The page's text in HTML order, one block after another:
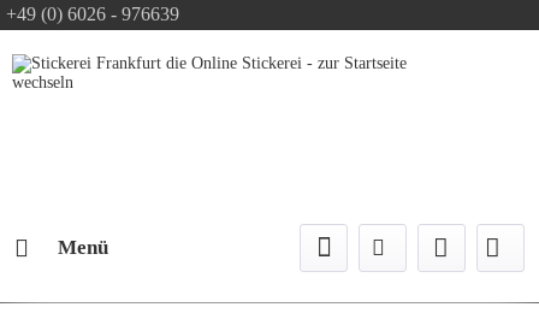
+49 (0) 6026 - 976639
Text-Logo kostenlos
Logo Konfiguration
Menü